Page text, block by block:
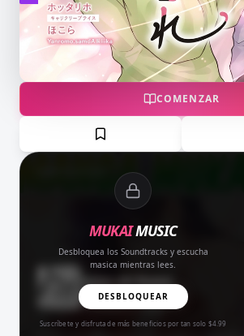
COMENZAR
MUKAIMUSIC
Desbloquea los Soundtracks y escucha
masica mientras lees.
DESBLOQUEAR
Suscríbete y disfruta de más beneficios por tan solo $4.99
Amor del Bueno
BALADA